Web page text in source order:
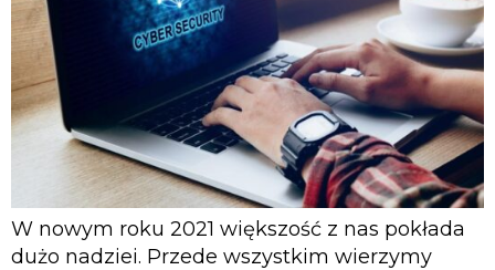
W nowym roku 2021 większość z nas pokłada
dużo nadziei. Przede wszystkim wierzymy